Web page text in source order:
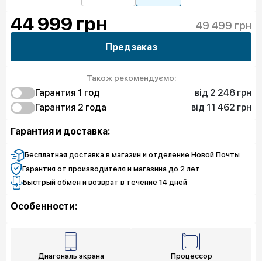
44 999 грн 49 499 грн
Предзаказ
Також рекомендуємо:
Гарантия 1 год
від 2 248 грн
Защита от дефектов
2 248 грн
Полная защита
Гарантия 2 года
від 11 462 грн
Защита экрана
Защита от дефектов
3 821 грн
Гарантия и доставка:
Бесплатная доставка в магазин и отделение Новой Почты
Гарантия от производителя и магазина до 2 лет
Быстрый обмен и возврат в течение 14 дней
Особенности:
Диагональ экрана
Процессор